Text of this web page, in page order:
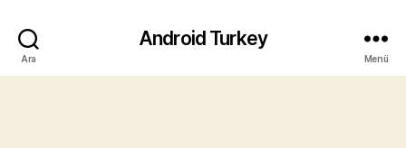
Ara
Android Turkey
Menü